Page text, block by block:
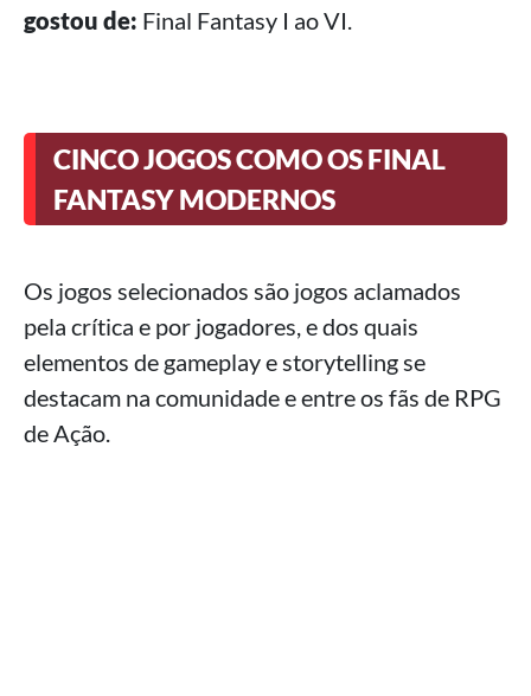
gostou de: Final Fantasy I ao VI.
CINCO JOGOS COMO OS FINAL
FANTASY MODERNOS
Os jogos selecionados são jogos aclamados
pela crítica e por jogadores, e dos quais
elementos de gameplay e storytelling se
destacam na comunidade e entre os fãs de RPG
de Ação.